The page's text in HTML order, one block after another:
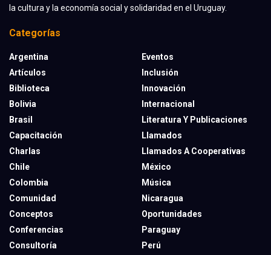
la cultura y la economía social y solidaridad en el Uruguay.
Categorías
Argentina
Artículos
Biblioteca
Bolivia
Brasil
Capacitación
Charlas
Chile
Colombia
Comunidad
Conceptos
Conferencias
Consultoría
Eventos
Inclusión
Innovación
Internacional
Literatura Y Publicaciones
Llamados
Llamados A Cooperativas
México
Música
Nicaragua
Oportunidades
Paraguay
Perú